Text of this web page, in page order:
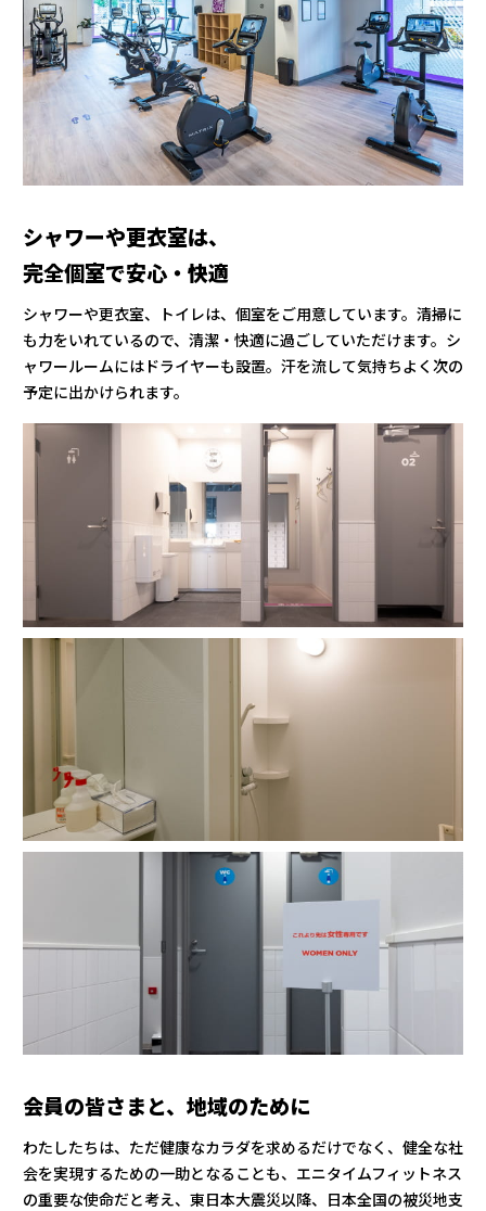
シャワーや更衣室は、
完全個室で安心・快適
シャワーや更衣室、トイレは、個室をご用意しています。清掃に
も力をいれているので、清潔・快適に過ごしていただけます。シ
ャワールームにはドライヤーも設置。汗を流して気持ちよく次の
予定に出かけられます。
会員の皆さまと、地域のために
わたしたちは、ただ健康なカラダを求めるだけでなく、健全な社
会を実現するための一助となることも、エニタイムフィットネス
の重要な使命だと考え、東日本大震災以降、日本全国の被災地支